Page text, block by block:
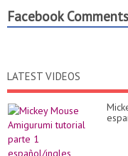
Facebook Comments
LATEST VIDEOS